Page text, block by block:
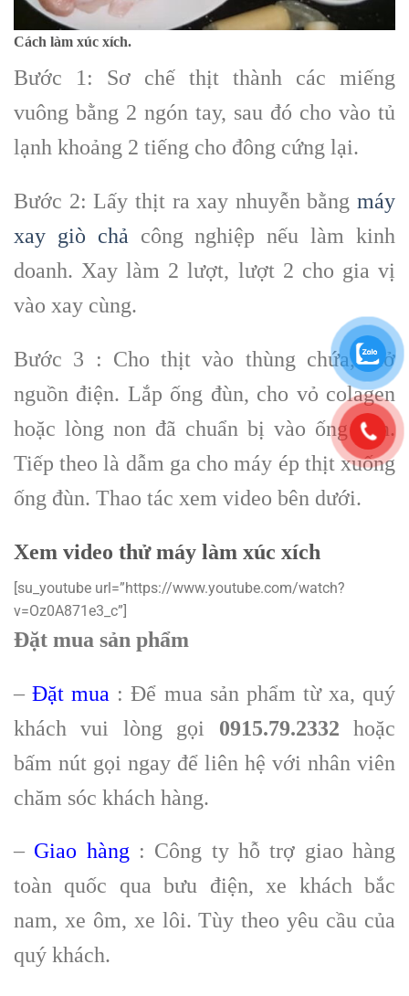
Cách làm xúc xích.
Bước 1: Sơ chế thịt thành các miếng
vuông bằng 2 ngón tay, sau đó cho vào tủ
lạnh khoảng 2 tiếng cho đông cứng lại.
Bước 2: Lấy thịt ra xay nhuyễn bằng máy
xay giò chả công nghiệp nếu làm kinh
doanh. Xay làm 2 lượt, lượt 2 cho gia vị
vào xay cùng.
Bước 3 : Cho thịt vào thùng chứa, mở
nguồn điện. Lắp ống đùn, cho vỏ colagen
hoặc lòng non đã chuẩn bị vào ống đùn.
Tiếp theo là dẫm ga cho máy ép thịt xuống
ống đùn. Thao tác xem video bên dưới.
Xem video thử máy làm xúc xích
[su_youtube url=”https://www.youtube.com/watch?
v=Oz0A871e3_c”]
Đặt mua sản phẩm
–Đặt mua : Để mua sản phẩm từ xa, quý
khách vui lòng gọi 0915.79.2332 hoặc
bấm nút gọi ngay để liên hệ với nhân viên
chăm sóc khách hàng.
– Giao hàng: Công ty hỗ trợ giao hàng
toàn quốc qua bưu điện, xe khách bắc
nam, xe ôm, xe lôi. Tùy theo yêu cầu của
quý khách.